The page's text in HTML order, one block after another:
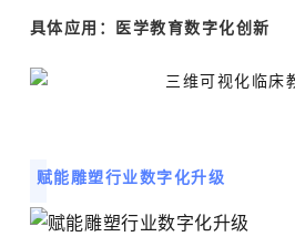
具体应用：医学教育数字化创新
赋能雕塑行业数字化升级